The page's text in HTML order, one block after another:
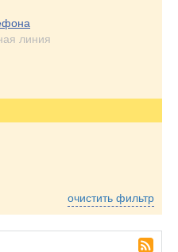
линия
очистить фильтр